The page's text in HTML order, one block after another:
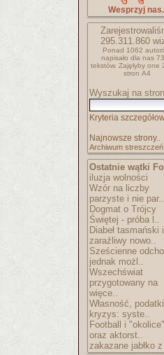
Wesprzyj
295.311.860
Ponad 1062
napisało dla nas
tekstów. Zajęłyby one
stron A4
Wyszukaj na
Kryteria
Najnowsze strony..
Archiwum streszczeń..
Ostatnie wątki
iluzja wolności
Wzór na liczby
parzyste i nie par..
Dogmat o Trójcy
Świętej - próba l..
Diabeł tasmański i
zaraźliwy nowo..
Sześcienne
jednak możl..
Wszechświat
przygotowany na
więce..
Własność,
kryzys: syste..
Football i "okolice"
oraz aktorst..
zakazane jabłko